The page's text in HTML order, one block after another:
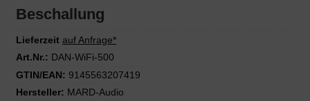
Beschallung
Lieferzeit auf Anfrage*
Art.Nr.: DAN-WiFi-500
GTIN/EAN: 9145563207419
Hersteller: MARD-Audio